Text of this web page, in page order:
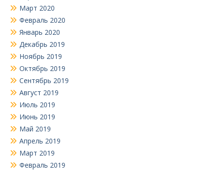
Март 2020
Февраль 2020
Январь 2020
Декабрь 2019
Ноябрь 2019
Октябрь 2019
Сентябрь 2019
Август 2019
Июль 2019
Июнь 2019
Май 2019
Апрель 2019
Март 2019
Февраль 2019